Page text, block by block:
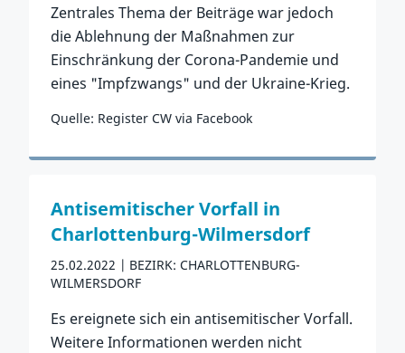
Zentrales Thema der Beiträge war jedoch
die Ablehnung der Maßnahmen zur
Einschränkung der Corona-Pandemie und
eines "Impfzwangs" und der Ukraine-Krieg.
Quelle: Register CW via Facebook
Zum Vorfall
Antisemitischer Vorfall in
Charlottenburg-Wilmersdorf
25.02.2022
BEZIRK: CHARLOTTENBURG-
WILMERSDORF
Es ereignete sich ein antisemitischer Vorfall.
Weitere Informationen werden nicht